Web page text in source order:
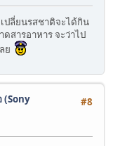
ปลี่ยนรสชาติจะได้กิน
สารอาหาร จะว่าไป
ย
#8
(Sony